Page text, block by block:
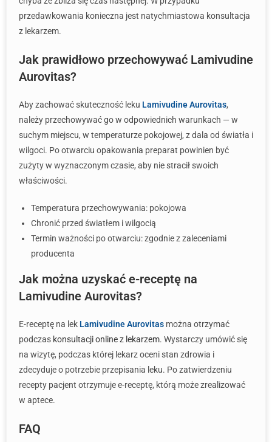
przedawkowania konieczna jest natychmiastowa konsultacja
z lekarzem.
Jak prawidłowo przechowywać Lamivudine
Aurovitas?
Aby zachować skuteczność leku Lamivudine Aurovitas,
należy przechowywać go w odpowiednich warunkach — w
suchym miejscu, w temperaturze pokojowej, z dala od światła i
wilgoci. Po otwarciu opakowania preparat powinien być
zużyty w wyznaczonym czasie, aby nie stracił swoich
właściwości.
Temperatura przechowywania: pokojowa
Chronić przed światłem i wilgocią
Termin ważności po otwarciu: zgodnie z zaleceniami
producenta
Jak można uzyskać e-receptę na
Lamivudine Aurovitas?
E-receptę na lek Lamivudine Aurovitas można otrzymać
podczas konsultacji online z lekarzem. Wystarczy umówić się
na wizytę, podczas której lekarz oceni stan zdrowia i
zdecyduje o potrzebie przepisania leku. Po zatwierdzeniu
recepty pacjent otrzymuje e-receptę, którą może zrealizować
w aptece.
FAQ